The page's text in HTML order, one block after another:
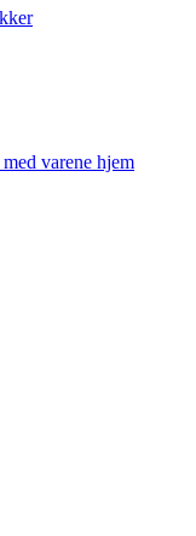
varene hjem